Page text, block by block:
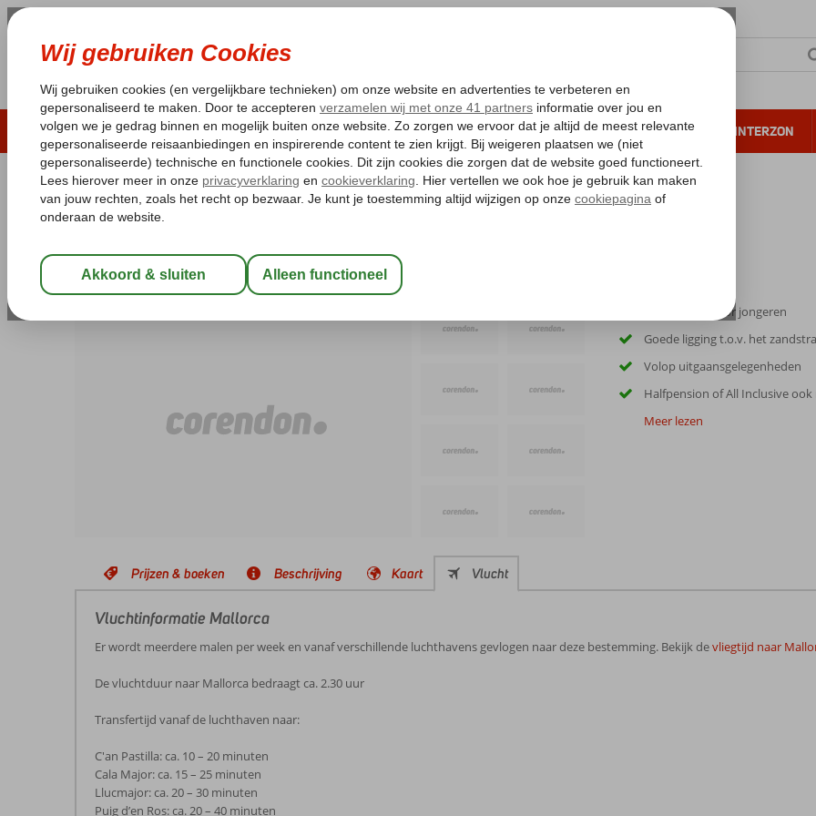
LAST MINUTE ZOMER 2026 ZONVAKANTIE VERRE REIZEN ALL INCLUSIVE WINTERZON
Pakketgarantie Laagsteprijsgarantie* Gratis annuleren*
Home
Spanje Balearen
Palma Mazas II
Logies en ontbijt Hotel
Ideaal hotel voor jongeren
Goede ligging t.o.v. het
Volop uitgaansgelegenheden
Halfpension of All Inclusive
Meer lezen
Prijzen & boeken Beschrijving Kaart Vlucht
Vluchtinformatie Mallorca
Er wordt meerdere malen per week en vanaf verschillende luchthavens gevlogen naar deze bestemming. Bekijk devliegtijd naar
De vluchtduur naar Mallorca bedraagt ca. 2.30 uur
Transfertijd vanaf de luchthaven naar:
C'an Pastilla: ca. 10 – 20 minuten
Cala Major: ca. 15 – 25 minuten
Llucmajor: ca. 20 – 30 minuten
Puig d’en Ros: ca. 20 – 40 minuten